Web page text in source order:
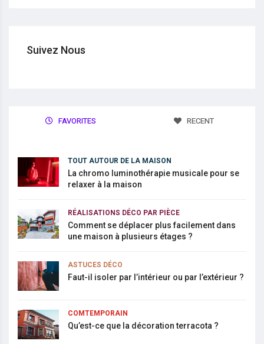
Suivez Nous
FAVORITES RECENT
TOUT AUTOUR DE LA MAISON
La chromo luminothérapie musicale pour se
relaxer à la maison
RÉALISATIONS DÉCO PAR PIÈCE
Comment se déplacer plus facilement dans
une maison à plusieurs étages ?
ASTUCES DÉCO
Faut-il isoler par l’intérieur ou par l’extérieur ?
COMTEMPORAIN
Qu’est-ce que la décoration terracota ?